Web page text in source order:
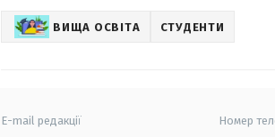
ВИЩА ОСВІТА СТУДЕНТИ
E-mail редакції Номер